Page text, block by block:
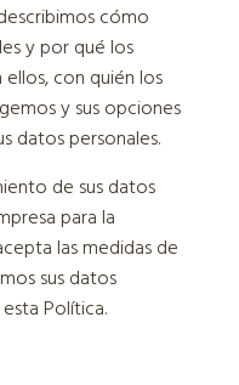
cómo
y por qué los
con quién los
y sus opciones
datos personales.
de sus datos
para la
las medidas de
sus datos
Política.